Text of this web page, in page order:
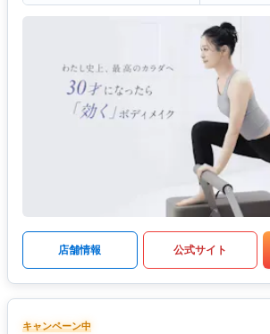
店舗情報 公式サイト
キャンペーン中